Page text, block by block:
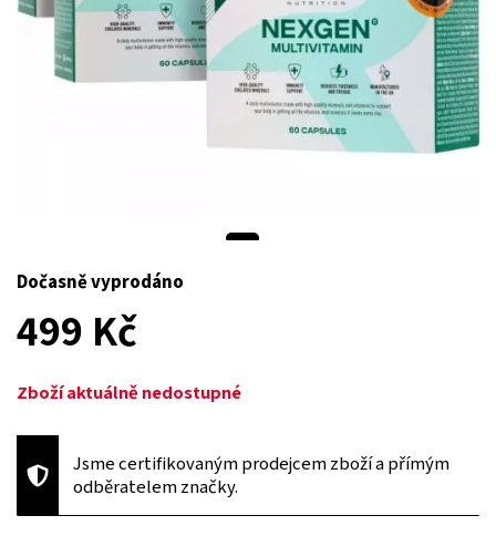
Dočasně vyprodáno
499 Kč
Zboží aktuálně nedostupné
Jsme certifikovaným prodejcem zboží a přímým
odběratelem značky.